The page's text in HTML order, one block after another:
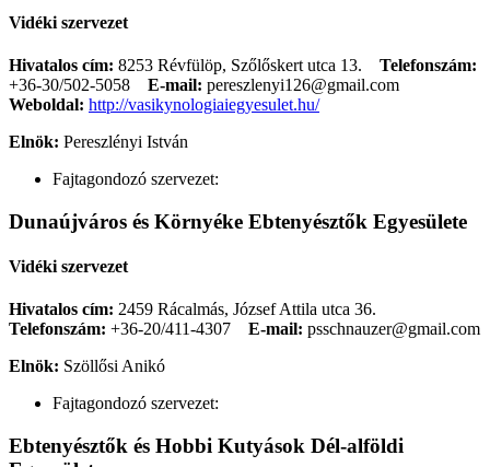
Vidéki szervezet
Hivatalos cím: 8253 Révfülöp, Szőlőskert utca 13. Telefonszám:
+36-30/502-5058
E-mail: pereszlenyi126@gmail.com
Weboldal: http://vasikynologiaiegyesulet.hu/
Elnök: Pereszlényi István
Fajtagondozó szervezet:
Dunaújváros és Környéke Ebtenyésztők Egyesülete
Vidéki szervezet
Hivatalos cím: 2459 Rácalmás, József Attila utca 36.
Telefonszám: +36-20/411-4307 E-mail: psschnauzer@gmail.com
Elnök: Szöllősi Anikó
Fajtagondozó szervezet:
Ebtenyésztők és Hobbi Kutyások Dél-alföldi